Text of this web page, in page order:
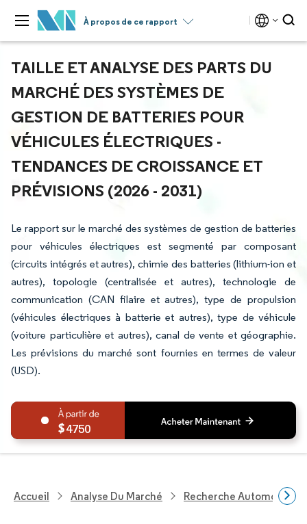
À propos de ce rapport
TAILLE ET ANALYSE DES PARTS DU
MARCHÉ DES SYSTÈMES DE
GESTION DE BATTERIES POUR
VÉHICULES ÉLECTRIQUES -
TENDANCES DE CROISSANCE ET
PRÉVISIONS (2026 - 2031)
Le rapport sur le marché des systèmes de gestion de batteries
pour véhicules électriques est segmenté par composant
(circuits intégrés et autres), chimie des batteries (lithium-ion et
autres), topologie (centralisée et autres), technologie de
communication (CAN filaire et autres), type de propulsion
(véhicules électriques à batterie et autres), type de véhicule
(voiture particulière et autres), canal de vente et géographie.
Les prévisions du marché sont fournies en termes de valeur
(USD).
4750
Accueil Analyse Du Marché Recherche Automobile